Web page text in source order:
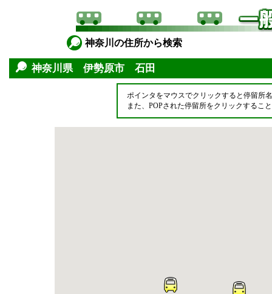
神奈川の住所から検索
神奈川県 伊勢原市 石田
ポインタをマウスでクリックすると停留所
また、POPされた停留所をクリックするこ